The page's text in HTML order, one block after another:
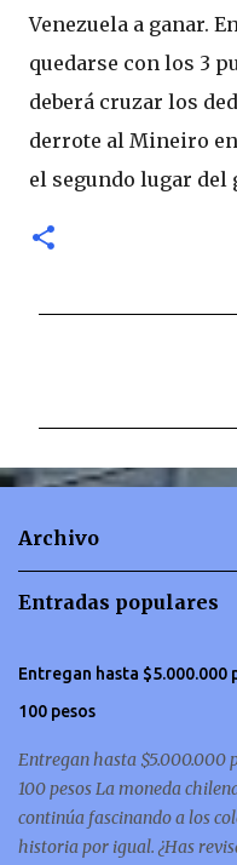
Venezuela a ganar.
quedarse con los 3
deberá cruzar los
derrote al Mineiro
el segundo lugar del
n
Archivo
Entradas populares
Entregan hasta
100 pesos
Entregan hasta $5.000.000
100 pesos La moneda
continúa fascinando a los
historia por igual. ¿Has